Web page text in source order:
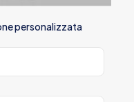
personalizzata